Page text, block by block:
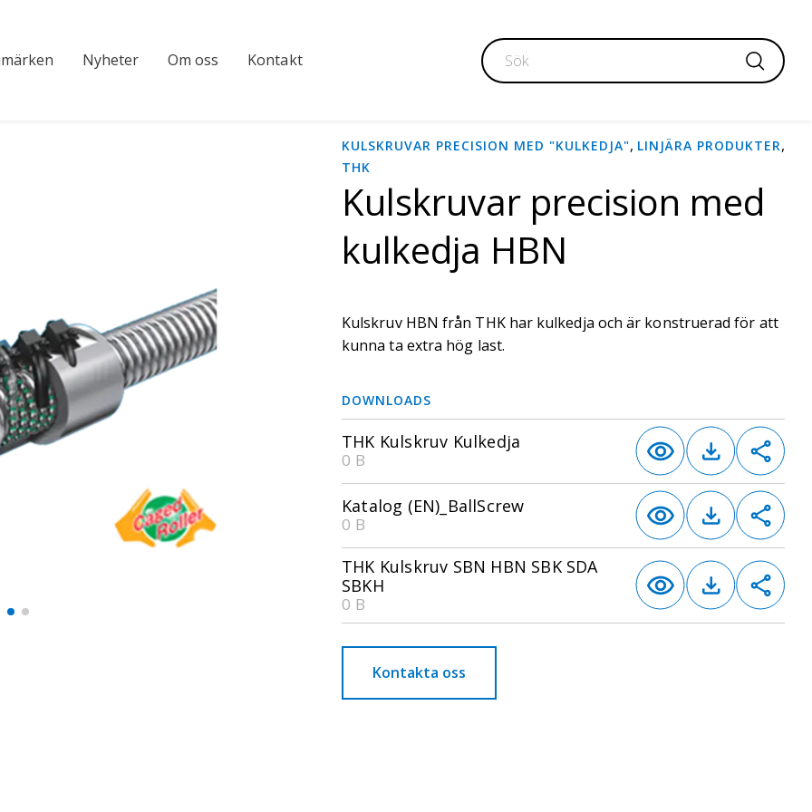
Nyheter Om oss Kontakt
KULSKRUVAR PRECISION MED "KULKEDJA", LINJÄRA PRODUKTER,
THK
Kulskruvar precision med
kulkedja HBN
Kulskruv HBN från THK har kulkedja och är konstruerad för att
kunna ta extra hög last.
DOWNLOADS
THK Kulskruv Kulkedja
0 B
Katalog (EN)_BallScrew
0 B
THK Kulskruv SBN HBN SBK SDA
SBKH
0 B
Kontakta oss